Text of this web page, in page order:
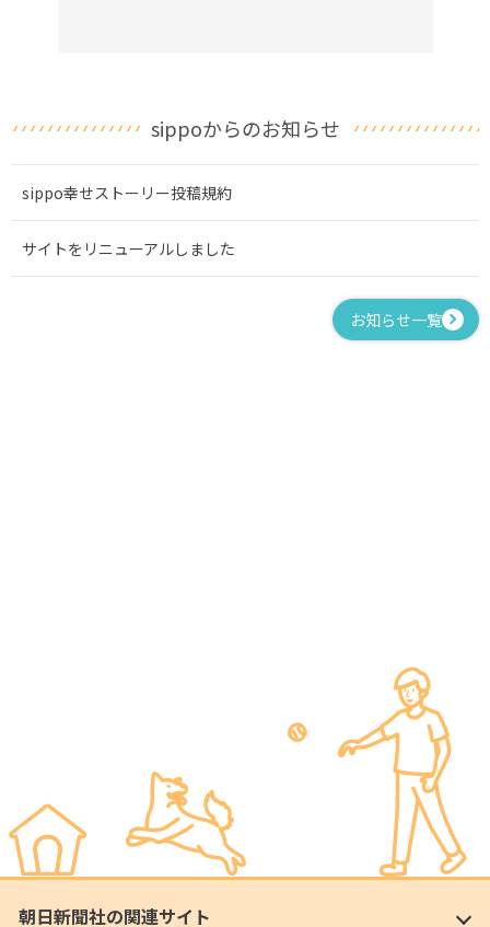
sippoからのお知らせ
sippo幸せストーリー投稿規約
サイトをリニューアルしました
お知らせ一覧
朝日新聞社の関連サイト